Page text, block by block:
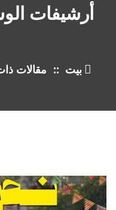
أرشيفات
بيت :: مقالات